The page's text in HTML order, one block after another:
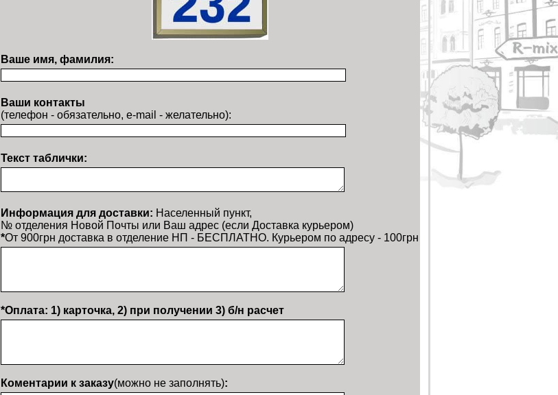
Ваше имя, фамилия:
Ваши контакты
(телефон - обязательно, e-mail - желательно):
Текст таблички:
Информация для доставки: Населенный пункт,
№ отделения Новой Почты или Ваш адрес (если Доставка курьером)
*От 900грн доставка в отделение НП - БЕСПЛАТНО. Курьером по адресу - 100грн
*Оплата: 1) карточка, 2) при получении 3) б/н расчет
Коментарии к заказу(можно не заполнять):